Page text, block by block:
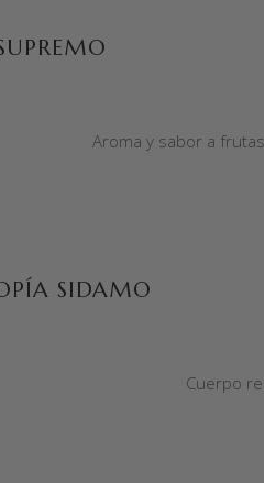
Aroma y sabor a
SIDAMO
Cuerpo